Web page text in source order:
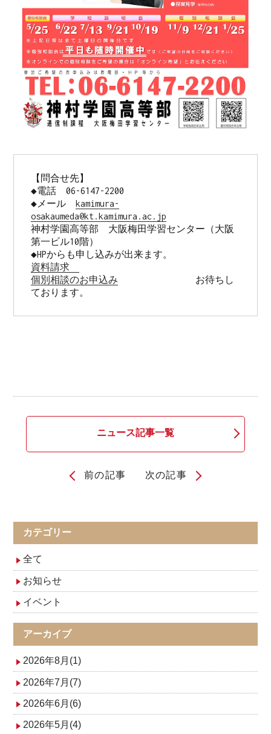
【問合せ先】
◆電話　06-6147-2200
◆メール kamimura-
osakaumeda@kt.kamimura.ac.jp
神村学園高等部　大阪梅田学習センター（大阪
第一ビル10階）
資料請求
個別相談のお申込み お待ちし
ております。
ニュース記事一覧
ナ
ビ
ゲ
ー
シ
ョ
ン
前の記事 次の記事
カテゴリー
全て
お知らせ
イベント
アーカイブ
2026年8月(1)
2026年7月(7)
2026年6月(6)
2026年5月(4)